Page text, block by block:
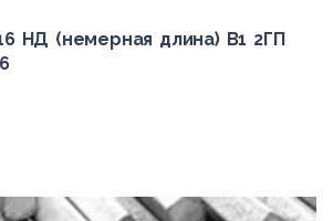
НД (немерная длина) В1 2ГП